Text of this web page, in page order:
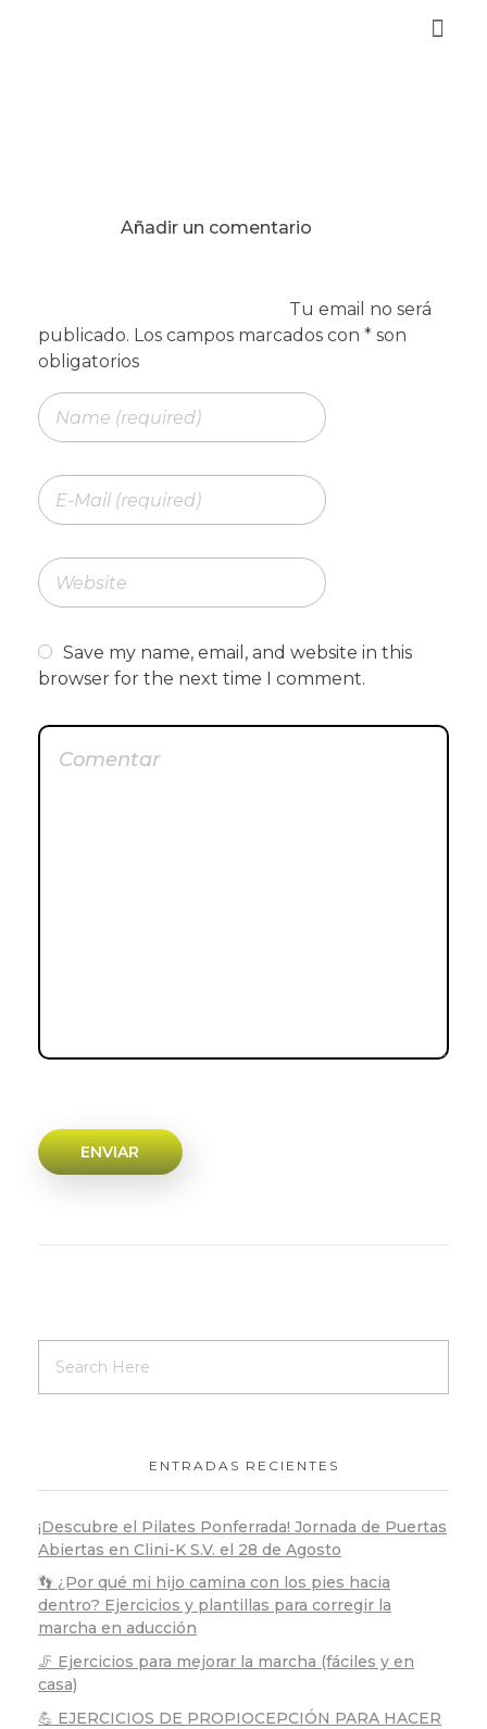
Save my name, email, and website in this
browser for the next time I comment.
ENTRADAS RECIENTES
¡Descubre el Pilates Ponferrada! Jornada de Puertas
Abiertas en Clini-K S.V. el 28 de Agosto
👣 ¿Por qué mi hijo camina con los pies hacia
dentro? Ejercicios y plantillas para corregir la
marcha en aducción
🦵 Ejercicios para mejorar la marcha (fáciles y en
casa)
💪 EJERCICIOS DE PROPIOCEPCIÓN PARA HACER